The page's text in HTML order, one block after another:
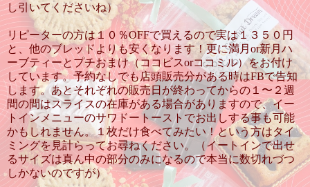
し引いてくださいね）
リピーターの方は１０％OFFで買えるので実は１３５０円
と、他のブレッドよりも安くなります！更に満月or新月ハ
ーブティーとプチおまけ（ココビスorココミル）をお付け
しています。予約なしでも店頭販売分がある時はFBで告知
します。あとそれぞれの販売日が終わってからの１〜２週
間の間はスライスの在庫がある場合がありますので、イー
トインメニューのサワドートーストでお出しする事も可能
かもしれません。１枚だけ食べてみたい！という方はタイ
ミングを見計らってお尋ねください。（イートインで出せ
るサイズは真ん中の部分のみになるので本当に数切れづつ
しかないのですが）